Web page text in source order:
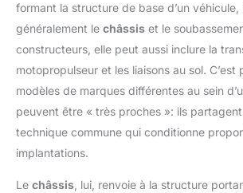
formant la structure de base d’un véhicule,
généralement le châssis et le
constructeurs, elle peut aussi inclure la
motopropulseur et les liaisons au sol. C’est
modèles de marques différentes au sein
peuvent être « très proches »: ils
technique commune qui conditionne
implantations.
Le châssis , lui, renvoie à la structure